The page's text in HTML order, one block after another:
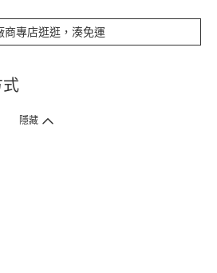
商專店逛逛，湊免運
隱藏